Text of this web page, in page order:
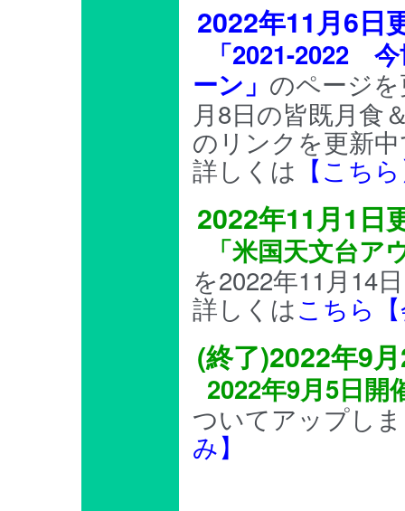
2022年11月6日
「2021-2022
ーン」 のページ
月8日の皆既月食
のリンクを更新
詳しくは 【こち
2022年11月1日
「米国天文台
を2022年11月14
詳しくはこちら
(終了)2022年9
2022年9月5日開
ついてアップし
み】